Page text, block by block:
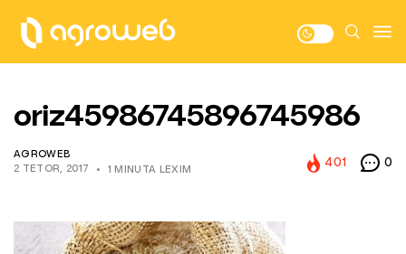
oriz45986745896745986
AGROWEB
2 TETOR, 2017
1 MINUTA LEXIM
401 0